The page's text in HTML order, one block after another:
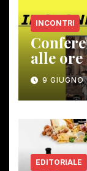
INCONTRI
alle ore
9
EDITORIALE